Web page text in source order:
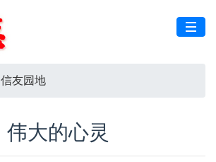
信友园地
伟大的心灵